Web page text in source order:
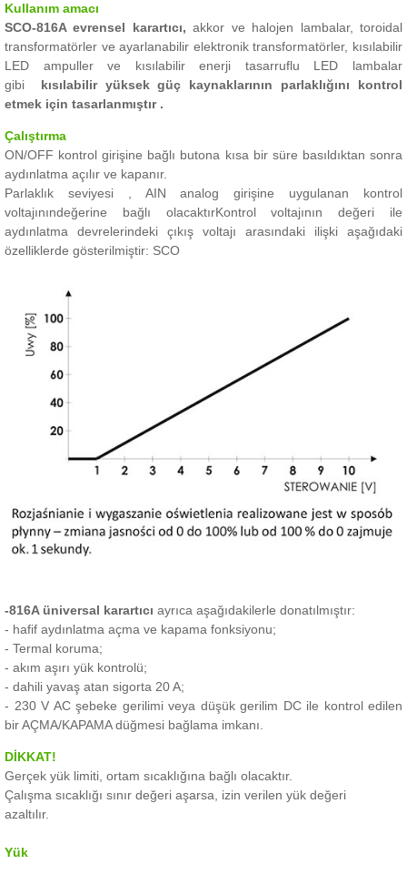
Kullanım amacı
SCO-816A evrensel karartıcı, akkor ve halojen lambalar, toroidal
transformatörler ve ayarlanabilir elektronik transformatörler, kısılabilir
LED ampuller ve kısılabilir enerji tasarruflu LED lambalar
gibi
kısılabilir yüksek güç kaynaklarının parlaklığını kontrol
etmek için tasarlanmıştır .
Çalıştırma
ON/OFF kontrol girişine bağlı butona kısa bir süre basıldıktan sonra
aydınlatma açılır ve kapanır.
Parlaklık seviyesi , AIN analog girişine uygulanan kontrol
voltajınındeğerine bağlı olacaktırKontrol voltajının değeri ile
aydınlatma devrelerindeki çıkış voltajı arasındaki ilişki aşağıdaki
özelliklerde gösterilmiştir: SCO
-816A üniversal karartıcı ayrıca aşağıdakilerle donatılmıştır:
- hafif aydınlatma açma ve kapama fonksiyonu;
- Termal koruma;
- akım aşırı yük kontrolü;
- dahili yavaş atan sigorta 20 A;
- 230 V AC şebeke gerilimi veya düşük gerilim DC ile kontrol edilen
bir AÇMA/KAPAMA düğmesi bağlama imkanı.
DİKKAT!
Gerçek yük limiti, ortam sıcaklığına bağlı olacaktır.
Çalışma sıcaklığı sınır değeri aşarsa, izin verilen yük değeri
azaltılır.
Yük